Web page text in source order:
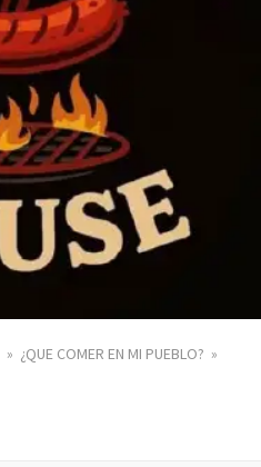
¿QUE COMER EN MI PUEBLO?